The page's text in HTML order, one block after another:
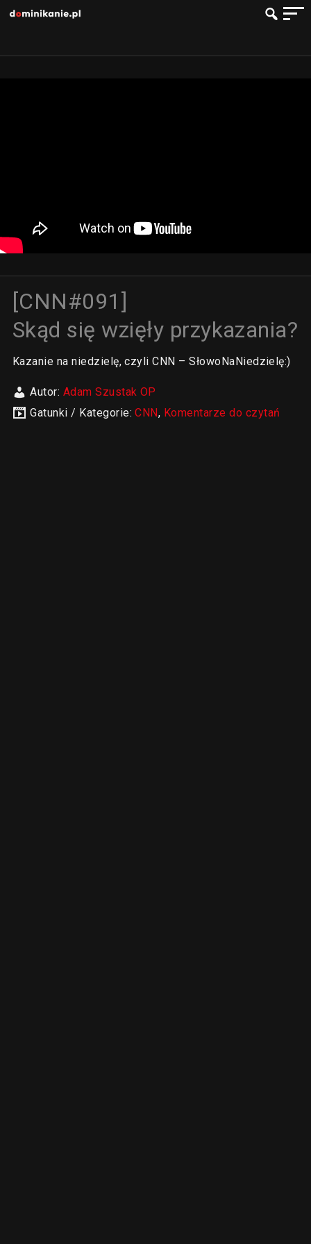
[CNN#091]
Skąd się wzięły przykazania?
Kazanie na niedzielę, czyli CNN – SłowoNaNiedzielę:)
Autor: Adam Szustak OP
Gatunki / Kategorie:CNN, Komentarze do czytań